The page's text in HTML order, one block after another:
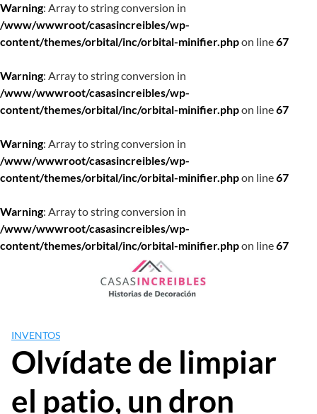
Warning: Array to string conversion in
/www/wwwroot/casasincreibles/wp-
content/themes/orbital/inc/orbital-minifier.phpon line67
Warning: Array to string conversion in
/www/wwwroot/casasincreibles/wp-
content/themes/orbital/inc/orbital-minifier.phpon line67
Warning: Array to string conversion in
/www/wwwroot/casasincreibles/wp-
content/themes/orbital/inc/orbital-minifier.phpon line67
Warning: Array to string conversion in
/www/wwwroot/casasincreibles/wp-
content/themes/orbital/inc/orbital-minifier.phpon line67
INVENTOS
Olvídate de limpiar
el patio, un dron